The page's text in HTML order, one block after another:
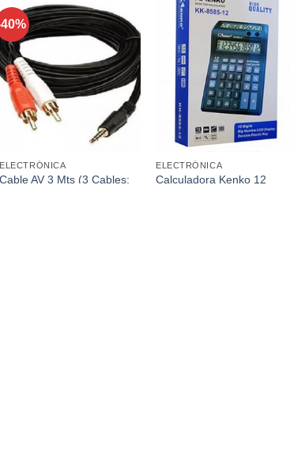
Añadir a
favoritos
ELECTRÓNICA
Cable AV 3 Mts (3 Cables:
Añadir a
favoritos
ELECTRÓNICA
Calculadora Kenko 12